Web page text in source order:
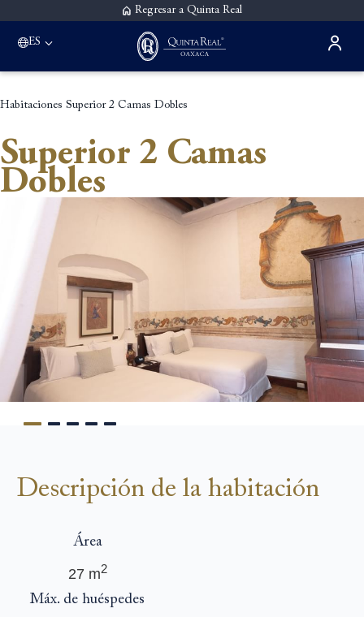
Regresar a Quinta Real
ES
Habitaciones Superior 2 Camas Dobles
Superior 2 Camas
Dobles
Descripción de la habitación
Área
27 m2
Máx. de huéspedes